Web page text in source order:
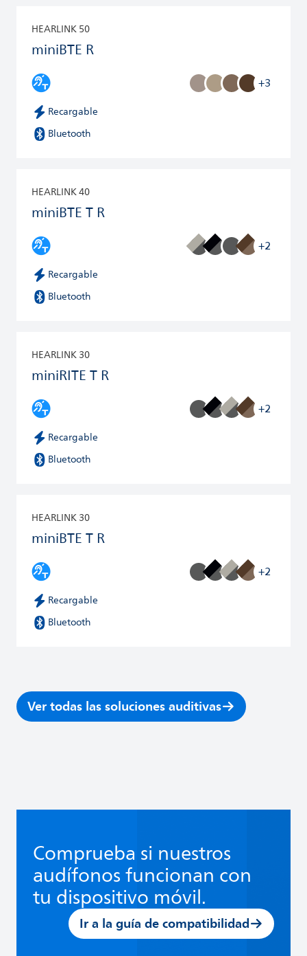
HEARLINK 50
miniBTE R
+3
Recargable
Bluetooth
HEARLINK 40
miniBTE T R
+2
Recargable
Bluetooth
HEARLINK 30
miniRITE T R
+2
Recargable
Bluetooth
HEARLINK 30
miniBTE T R
+2
Recargable
Bluetooth
Ver todas las soluciones auditivas
Comprueba si nuestros
audífonos funcionan con
tu dispositivo móvil.
Ir a la guía de compatibilidad